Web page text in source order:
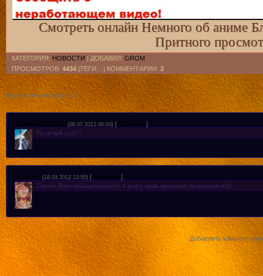
Смотреть онлайн Немного об аниме
Притного
КАТЕГОРИЯ: НОВОСТИ | ДОБАВИЛ: GROM
ПРОСМОТРОВ: 4434 |ТЕГИ: . | КОММЕНТАРИИ: 2
Всего комментариев: 2
2 Dante_310395 (08.07.2012 00:03) [Материал ]
На целый год!!!
1 Grom (18.03.2012 13:55) [Материал ]
Такчто Блич незаканчивается, а всего лишь временно прерывается)))
Добавлять